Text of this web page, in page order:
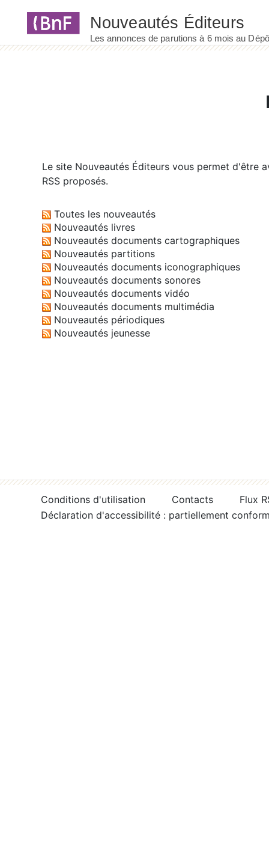
Le site Nouveautés Éditeurs vous permet d'être
RSS proposés.
Toutes les nouveautés
Nouveautés livres
Nouveautés documents cartographiques
Nouveautés partitions
Nouveautés documents iconographiques
Nouveautés documents sonores
Nouveautés documents vidéo
Nouveautés documents multimédia
Nouveautés périodiques
Nouveautés jeunesse
Conditions d'utilisation Contacts
Flux
Déclaration d'accessibilité : partiellement